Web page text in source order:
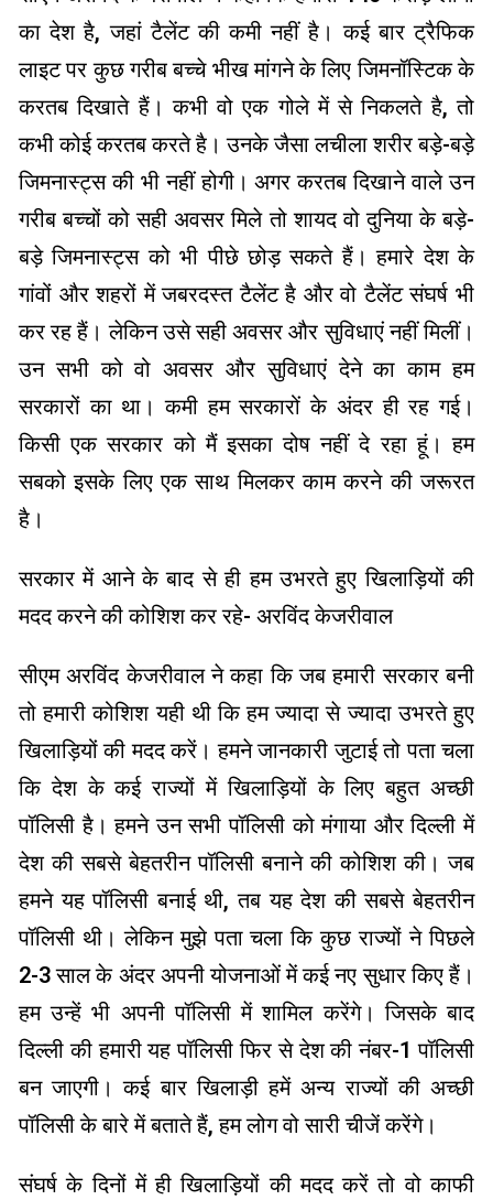
का देश है, जहां टैलेंट की कमी नहीं है। कई बार ट्रैफिक
लाइट पर कुछ गरीब बच्चे भीख मांगने के लिए जिमनॉस्टिक के
करतब दिखाते हैं। कभी वो एक गोले में से निकलते है, तो
कभी कोई करतब करते है। उनके जैसा लचीला शरीर बड़े-बड़े
जिमनास्ट्स की भी नहीं होगी। अगर करतब दिखाने वाले उन
गरीब बच्चों को सही अवसर मिले तो शायद वो दुनिया के बड़े-
बड़े जिमनास्ट्स को भी पीछे छोड़ सकते हैं। हमारे देश के
गांवों और शहरों में जबरदस्त टैलेंट है और वो टैलेंट संघर्ष भी
कर रह हैं। लेकिन उसे सही अवसर और सुविधाएं नहीं मिलीं।
उन सभी को वो अवसर और सुविधाएं देने का काम हम
सरकारों का था। कमी हम सरकारों के अंदर ही रह गई।
किसी एक सरकार को मैं इसका दोष नहीं दे रहा हूं। हम
सबको इसके लिए एक साथ मिलकर काम करने की जरूरत
है।
सरकार में आने के बाद से ही हम उभरते हुए खिलाड़ियों की
मदद करने की कोशिश कर रहे- अरविंद केजरीवाल
सीएम अरविंद केजरीवाल ने कहा कि जब हमारी सरकार बनी
तो हमारी कोशिश यही थी कि हम ज्यादा से ज्यादा उभरते हुए
खिलाड़ियों की मदद करें। हमने जानकारी जुटाई तो पता चला
कि देश के कई राज्यों में खिलाड़ियों के लिए बहुत अच्छी
पॉलिसी है। हमने उन सभी पॉलिसी को मंगाया और दिल्ली में
देश की सबसे बेहतरीन पॉलिसी बनाने की कोशिश की। जब
हमने यह पॉलिसी बनाई थी, तब यह देश की सबसे बेहतरीन
पॉलिसी थी। लेकिन मुझे पता चला कि कुछ राज्यों ने पिछले
2-3 साल के अंदर अपनी योजनाओं में कई नए सुधार किए हैं।
हम उन्हें भी अपनी पॉलिसी में शामिल करेंगे। जिसके बाद
दिल्ली की हमारी यह पॉलिसी फिर से देश की नंबर-1 पॉलिसी
बन जाएगी। कई बार खिलाड़ी हमें अन्य राज्यों की अच्छी
पॉलिसी के बारे में बताते हैं, हम लोग वो सारी चीजें करेंगे।
संघर्ष के दिनों में ही खिलाड़ियों की मदद करें तो वो काफी